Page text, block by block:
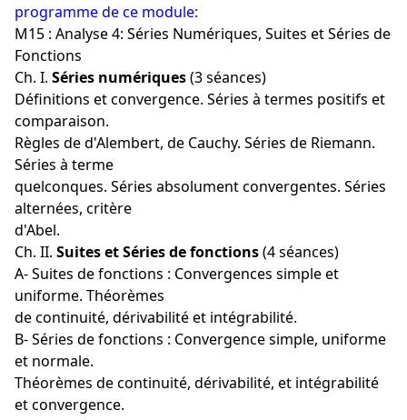
programme de ce module:
M15 : Analyse 4: Séries Numériques, Suites et Séries de
Fonctions
Ch. I. Séries numériques(3 séances)
Définitions et convergence. Séries à termes positifs et
comparaison.
Règles de d'Alembert, de Cauchy. Séries de Riemann.
Séries à terme
quelconques. Séries absolument convergentes. Séries
alternées, critère
d'Abel.
Ch. II. Suites et Séries de fonctions(4 séances)
A- Suites de fonctions : Convergences simple et
uniforme. Théorèmes
de continuité, dérivabilité et intégrabilité.
B- Séries de fonctions : Convergence simple, uniforme
et normale.
Théorèmes de continuité, dérivabilité, et intégrabilité
et convergence.